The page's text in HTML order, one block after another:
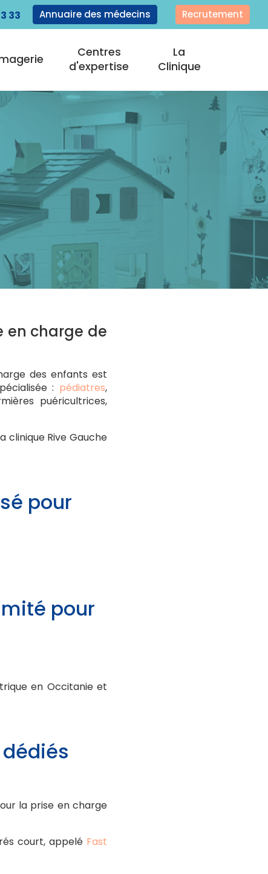
33 Annuaire des médecins Recrutement
Centres
d'expertise
La
Clinique
en charge de
des enfants est
: pédiatres,
puéricultrices,
clinique Rive Gauche
pour
pour
en Occitanie et
la prise en charge
court, appelé Fast